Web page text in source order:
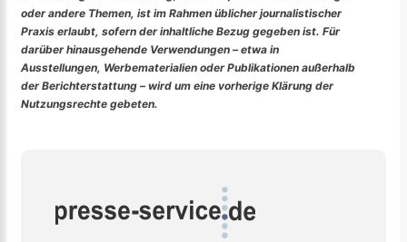
oder andere Themen, ist im Rahmen üblicher journalistischer
Praxis erlaubt, sofern der inhaltliche Bezug gegeben ist. Für
darüber hinausgehende Verwendungen – etwa in
Ausstellungen, Werbematerialien oder Publikationen außerhalb
der Berichterstattung – wird um eine vorherige Klärung der
Nutzungsrechte gebeten.